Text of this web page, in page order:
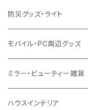
保冷
スウェット
不織布
保冷
EVA
防水
ポリエステル
リネン
カスタムデザインボトル
アルミタンブラー
バンブータンブラー
コーヒー配合タンブラー
カスタムデザインタンブラー
バンブー
コーヒー配合
プラスチック
陶器
フードポット
コースター
ドリンク用品
保存容器
単色ボールペン
多機能ペン
ペンケース
メモ
防災グッズ・ライト
防災セット
ラジオ・スピーカー
ハンディライト
モバイル・PC周辺グッズ
チャージャー
充電器
ミラー・ビューティー雑貨
折りたたみ式ミラー
ハウスインテリア